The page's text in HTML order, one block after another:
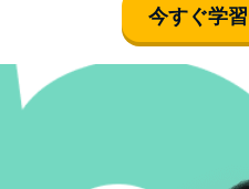
今すぐ学